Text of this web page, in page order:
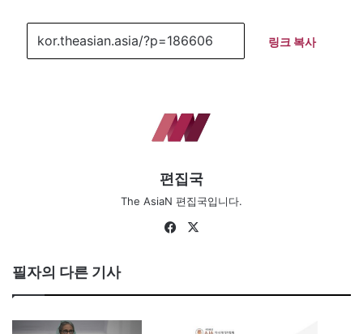
링크 복사
편집국
The AsiaN 편집국입니다.
Fa
필자의 다른 기사